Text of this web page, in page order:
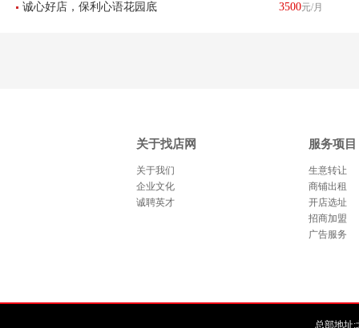
万【土猪鸡鸭肉档】诚心转
诚心好店，保利心语花园底 3500元/月
关于找店网
关于我们
企业文化
诚聘英才
服务项目
生意转让
商铺出租
开店选址
招商加盟
广告服务
总部地址: